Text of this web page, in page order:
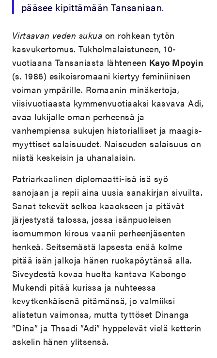
pääsee kipittämään Tansaniaan.
Virtaavan veden sukua on rohkean tytön
kasvukertomus. Tukholmalaistuneen, 10-
vuotiaana Tansaniasta lähteneen Kayo Mpoyin
(s. 1986) esikoisromaani kiertyy feminiinisen
voiman ympärille. Romaanin minäkertoja,
viisivuotiaasta kymmenvuotiaaksi kasvava Adi,
avaa lukijalle oman perheensä ja
vanhempiensa sukujen historialliset ja maagis-
myyttiset salaisuudet. Naiseuden salaisuus on
niistä keskeisin ja uhanalaisin.
Patriarkaalinen diplomaatti-isä isä syö
sanojaan ja repii aina uusia sanakirjan sivuilta.
Sanat tekevät selkoa kaaokseen ja pitävät
järjestystä talossa, jossa isänpuoleisen
isomummon kirous vaanii perheenjäsenten
henkeä. Seitsemästä lapsesta enää kolme
pitää isän jalkoja hänen ruokapöytänsä alla.
Siveydestä kovaa huolta kantava Kabongo
Mukendi pitää kurissa ja nuhteessa
kevytkenkäisenä pitämänsä, jo valmiiksi
alistetun vaimonsa, mutta tyttöset Dinanga
”Dina” ja Thsadi ”Adi” hyppelevät vielä ketterin
askelin hänen ylitsensä.